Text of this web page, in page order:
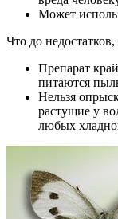
Может
Что до
Препарат
питаются
Нельзя
растущие у
любых